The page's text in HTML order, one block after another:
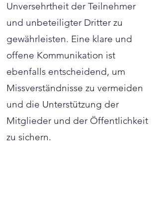
Unversehrtheit der Teilnehmer
und unbeteiligter Dritter zu
gewährleisten. Eine klare und
offene Kommunikation ist
ebenfalls entscheidend, um
Missverständnisse zu vermeiden
und die Unterstützung der
Mitglieder und der Öffentlichkeit
zu sichern.